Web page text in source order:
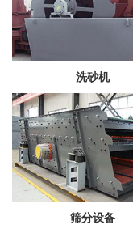
洗砂机
筛分设备